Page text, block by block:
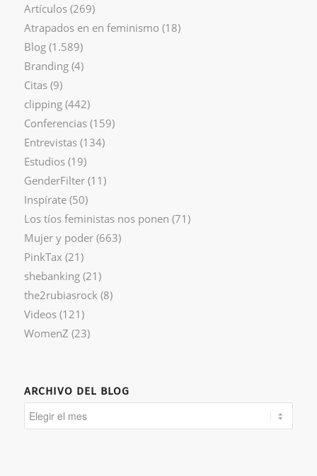
Artículos(269)
Atrapados en en feminismo (18)
Blog(1.589)
Branding(4)
Citas(9)
clipping(442)
Conferencias(159)
Entrevistas(134)
Estudios(19)
GenderFilter(11)
Inspírate(50)
Los tíos feministas nos ponen (71)
Mujer y poder(663)
PinkTax (21)
shebanking(21)
the2rubiasrock (8)
Videos(121)
WomenZ (23)
ARCHIVO DEL BLOG